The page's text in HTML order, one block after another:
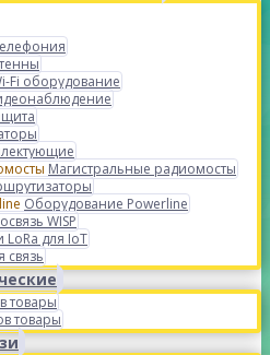
Fi оборудование
Магистральные радиомосты
Оборудование Powerline
WISP
LoRa для IoT
связь
товары
товары